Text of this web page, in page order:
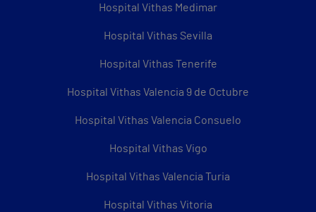
Hospital Vithas Medimar
Hospital Vithas Sevilla
Hospital Vithas Tenerife
Hospital Vithas Valencia 9 de Octubre
Hospital Vithas Valencia Consuelo
Hospital Vithas Vigo
Hospital Vithas Valencia Turia
Hospital Vithas Vitoria